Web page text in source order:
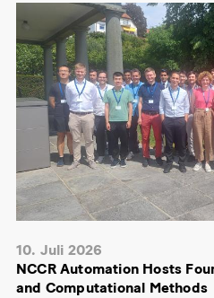
10. Juli 2026
NCCR Automation Hosts
and Computational Methods